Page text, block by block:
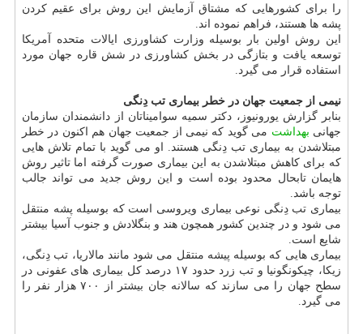
را برای كشورهایی كه مشتاق آزمایش این روش برای عقیم كردن
پشه ها هستند، فراهم نموده اند.
این روش اولین بار بوسیله وزارت كشاورزی ایالات متحده آمریكا
توسعه یافت و بتازگی در بخش كشاورزی در شش قاره جهان مورد
استفاده قرار می گیرد.
نیمی از جمعیت جهان در خطر بیماری تب دِنگی
بنابر گزارش یورونیوز، دكتر سمیه سوامیناتان از دانشمندان سازمان
جهانی بهداشت می گوید كه نیمی از جمعیت جهان هم اكنون در خطر
مبتلاشدن به بیماری تب دِنگی هستند. او می گوید با تمام تلاش هایی
كه برای كاهش مبتلاشدن به این بیماری صورت گرفته اما تاثیر روش
هایمان تابحال محدود بوده است و این روش جدید می تواند جالب
توجه باشد.
بیماری تب دِنگی نوعی بیماری ویروسی است كه بوسیله پشه منتقل
می شود و در چندین كشور همچون هند و بنگلادش و جنوب آسیا بیشتر
شایع است.
بیماری هایی كه بوسیله پیشه منتقل می شود مانند مالاریا، تب دِنگی،
زیكا، چیكونگونیا و تب زرد حدود ۱۷ درصد كل بیماری های عفونی در
سطح جهان را می سازند كه سالانه جان بیشتر از ۷۰۰ هزار نفر را
می گیرد.